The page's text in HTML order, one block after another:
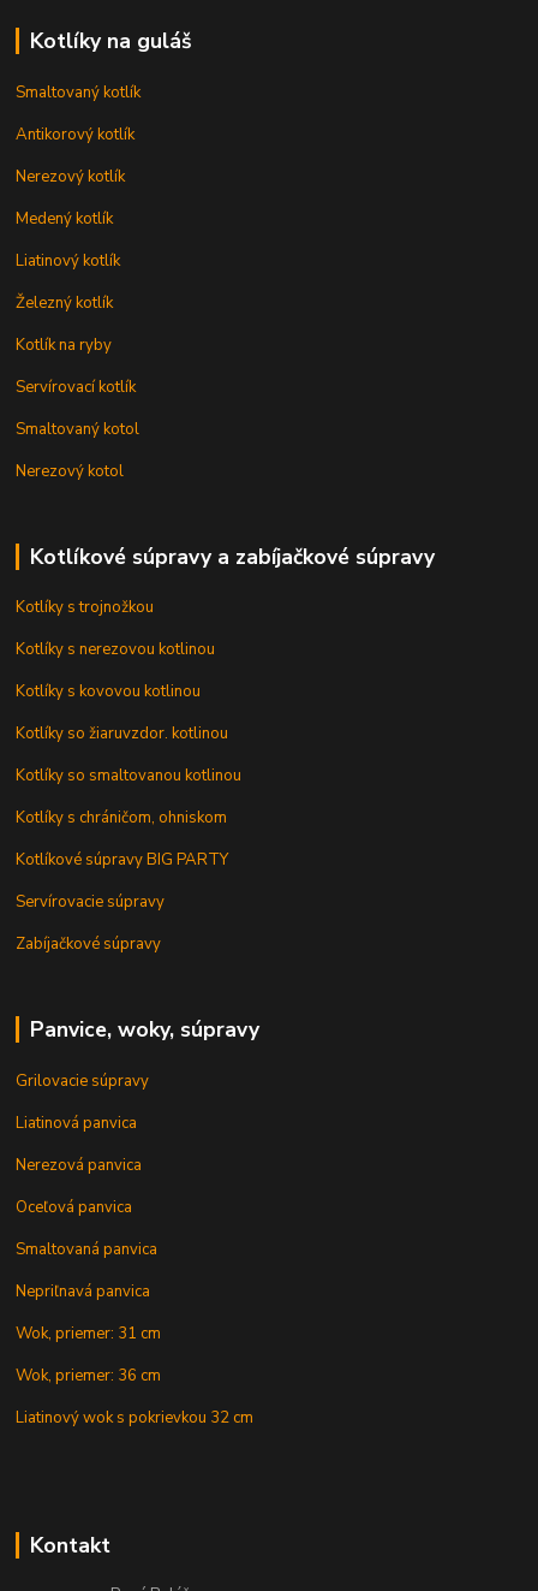
Kotlíky na guláš
Smaltovaný kotlík
Antikorový kotlík
Nerezový kotlík
Medený kotlík
Liatinový kotlík
Železný kotlík
Kotlík na ryby
Servírovací kotlík
Smaltovaný kotol
Nerezový kotol
Kotlíkové súpravy a zabíjačkové súpravy
Kotlíky s trojnožkou
Kotlíky s nerezovou kotlinou
Kotlíky s kovovou kotlinou
Kotlíky so žiaruvzdor. kotlinou
Kotlíky so smaltovanou kotlinou
Kotlíky s chráničom, ohniskom
Kotlíkové súpravy BIG PARTY
Servírovacie súpravy
Zabíjačkové súpravy
Panvice, woky, súpravy
Grilovacie súpravy
Liatinová panvica
Nerezová panvica
Oceľová panvica
Smaltovaná panvica
Nepriľnavá panvica
Wok, priemer: 31 cm
Wok, priemer: 36 cm
Liatinový wok s pokrievkou 32 cm
Kontakt